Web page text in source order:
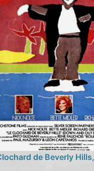
de Beverly